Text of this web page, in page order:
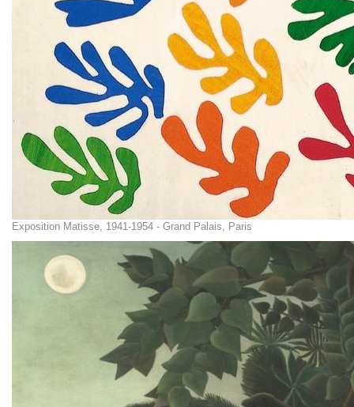
Exposition Matisse, 1941-1954 - Grand Palais, Paris